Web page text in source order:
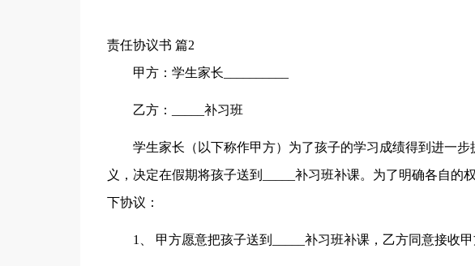
责任协议书 篇2
甲方：学生家长__________
乙方：_____补习班
学生家长（以下称作甲方）为了孩子的学习成绩得到进一
义，决定在假期将孩子送到_____补习班补课。为了明确各自的
下协议：
1、 甲方愿意把孩子送到_____补习班补课，乙方同意接收甲